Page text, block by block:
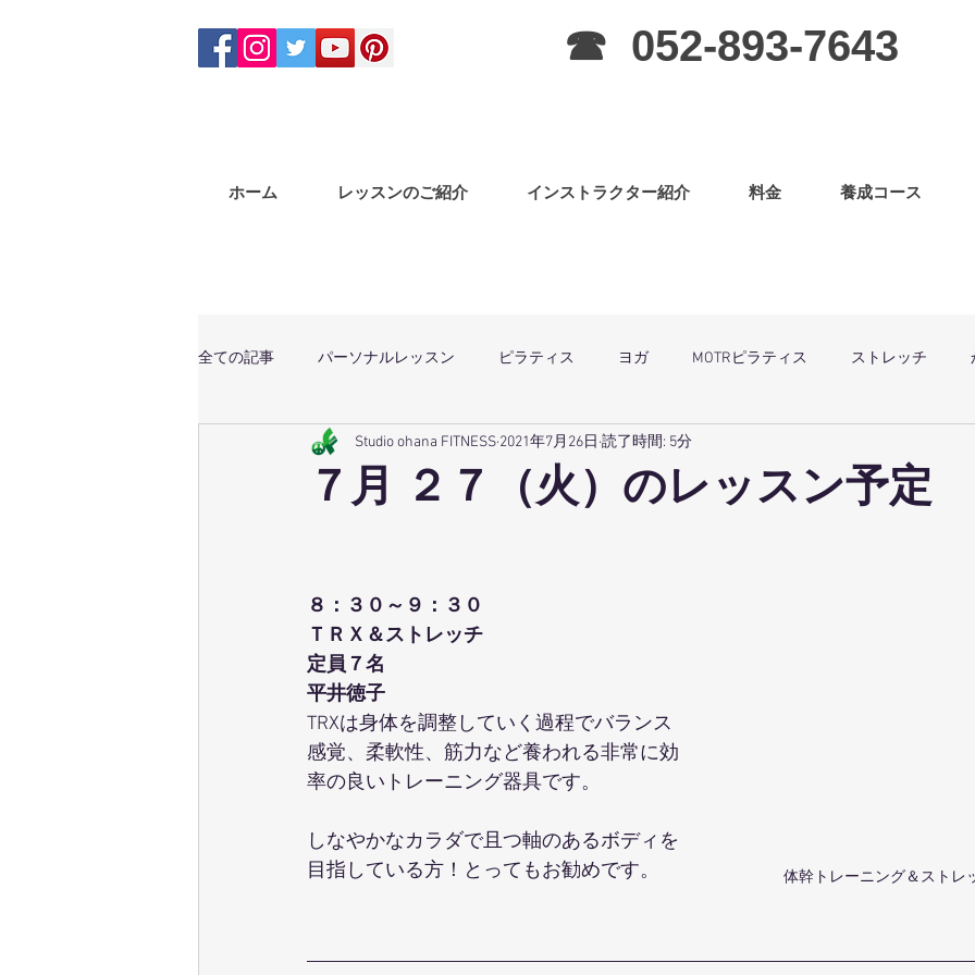
☎ 052-893-7643
ホーム レッスンのご紹介 インストラクター紹介 料金 養成コース
全ての記事 パーソナルレッスン ピラティス ヨガ MOTRピラティス ストレッチ
体幹トレーニング マサラバングラ ピラティス（子連OK）
ポールウォーキング
７月 ２７（火）のレッスン予定
Studio ohana FITNESS 2021年7月26日 読了時間: 5分
体幹トレーニング＆ストレ
８：３０～９：３０
ＴＲＸ＆ストレッチ
定員７名
平井徳子
TRXは身体を調整していく過程でバランス
感覚、柔軟性、筋力など養われる非常に効
率の良いトレーニング器具です。
しなやかなカラダで且つ軸のあるボディを
目指している方！とってもお勧めです。